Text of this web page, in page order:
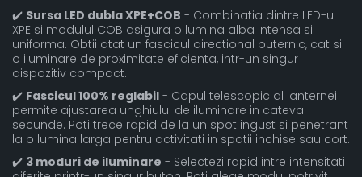
✔️ Sursa LED dubla XPE+COB - Combinatia dintre LED-ul
XPE si modulul COB asigura o lumina alba intensa si
uniforma. Obtii atat un fascicul directional puternic, cat si
o iluminare de proximitate eficienta, intr-un singur
dispozitiv compact.
✔️ Fascicul 100% reglabil - Capul telescopic al lanternei
permite ajustarea unghiului de iluminare in cateva
secunde. Poti trece rapid de la un spot ingust si penetrant
la o lumina larga pentru activitati in spatii inchise sau cort.
✔️ 3 moduri de iluminare - Selectezi rapid intre intensitati